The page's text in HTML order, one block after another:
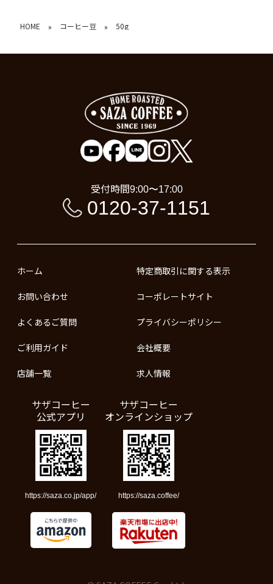
HOME » コーヒー豆 » 50g
受付時間9:00〜17:00
0120-37-1151
ホーム
お問い合わせ
よくあるご質問
ご利用ガイド
店舗一覧
特定商取引に関する表示
コーポレートサイト
プライバシーポリシー
会社概要
求人情報
サザコーヒー
公式アプリ
https://saza.co.jp/app/
サザコーヒー
オンラインショップ
https://saza.coffee/